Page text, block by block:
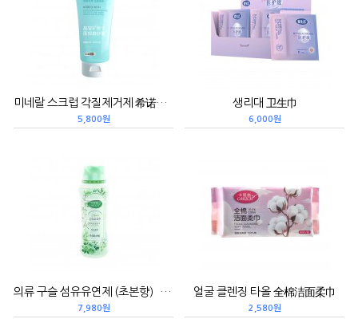
미네랄 스크럽 각질제거제 希诺丝晶莹矿物面部磨砂膏/100g (25夏）
5,800원
생리대 卫生巾
6,000원
의류 구슬 섬유유연제 (초본향）衣物留香珠/640g/草木清香
7,980원
얼굴 클렌징 타올 全棉洁面柔巾
2,580원